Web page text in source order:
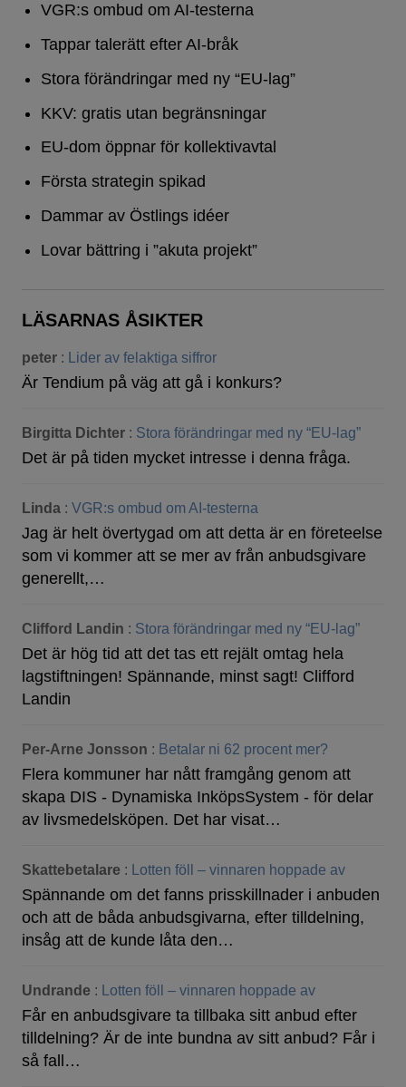
VGR:s ombud om AI-testerna
Tappar talerätt efter AI-bråk
Stora förändringar med ny “EU-lag”
KKV: gratis utan begränsningar
EU-dom öppnar för kollektivavtal
Första strategin spikad
Dammar av Östlings idéer
Lovar bättring i ”akuta projekt”
LÄSARNAS ÅSIKTER
peter : Lider av felaktiga siffror
Är Tendium på väg att gå i konkurs?
Birgitta Dichter : Stora förändringar med ny “EU-lag”
Det är på tiden mycket intresse i denna fråga.
Linda : VGR:s ombud om AI-testerna
Jag är helt övertygad om att detta är en företeelse
som vi kommer att se mer av från anbudsgivare
generellt,…
Clifford Landin : Stora förändringar med ny “EU-lag”
Det är hög tid att det tas ett rejält omtag hela
lagstiftningen! Spännande, minst sagt! Clifford
Landin
Per-Arne Jonsson : Betalar ni 62 procent mer?
Flera kommuner har nått framgång genom att
skapa DIS - Dynamiska InköpsSystem - för delar
av livsmedelsköpen. Det har visat…
Skattebetalare : Lotten föll – vinnaren hoppade av
Spännande om det fanns prisskillnader i anbuden
och att de båda anbudsgivarna, efter tilldelning,
insåg att de kunde låta den…
Undrande : Lotten föll – vinnaren hoppade av
Får en anbudsgivare ta tillbaka sitt anbud efter
tilldelning? Är de inte bundna av sitt anbud? Får i
så fall…